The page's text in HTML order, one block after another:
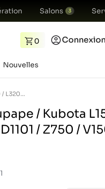
Salons 3
0 Connexion
Nouvelles
Poussoir de soupape / Kubota L1500 / L2000 / L3202 / Kubota D1101 / Z750 / V1501 / V1902 / 5-22-101-01
/ Kubota
/ Z750 /